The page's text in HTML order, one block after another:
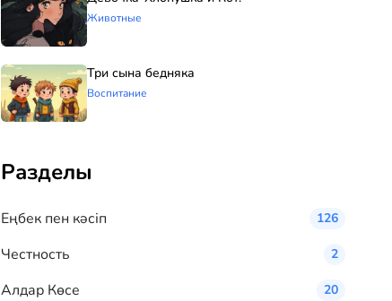
Животные
Три сына бедняка
Воспитание
Разделы
Eңбек пен кәсіп 126
Честность 2
Алдар Көсе 20